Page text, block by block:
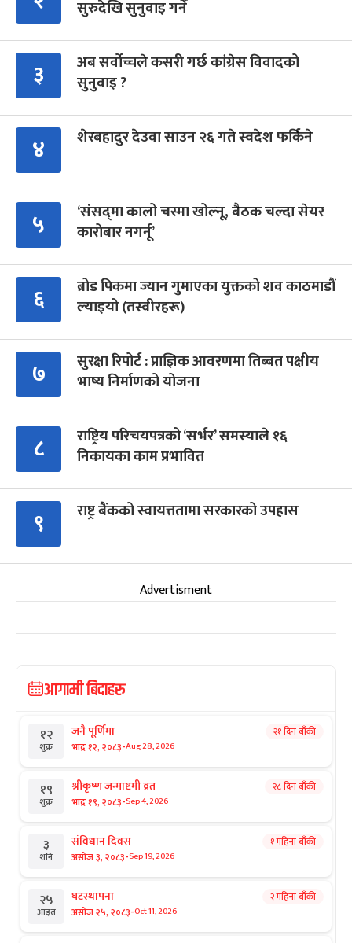
सुरुदेखि सुनुवाइ गर्ने
३
अब सर्वोच्चले कसरी गर्छ कांग्रेस विवादको
सुनुवाइ ?
४ शेरबहादुर देउवा साउन २६ गते स्वदेश फर्किने
५
‘संसद्‍मा कालो चस्मा खोल्नू, बैठक चल्दा सेयर
कारोबार नगर्नू’
६
ब्रोड पिकमा ज्यान गुमाएका युक्तको शव काठमाडौं
ल्याइयो (तस्वीरहरू)
७
सुरक्षा रिपोर्ट : प्राज्ञिक आवरणमा तिब्बत पक्षीय
भाष्य निर्माणको योजना
८
राष्ट्रिय परिचयपत्रको ‘सर्भर’ समस्याले १६
निकायका काम प्रभावित
९ राष्ट्र बैंकको स्वायत्ततामा सरकारको उपहास
Advertisment
आगामी बिदाहरु
१२
शुक्र
जनै पूर्णिमा
भाद्र १२, २०८३-Aug 28, 2026
२१ दिन बाँकी
१९
शुक्र
श्रीकृष्ण जन्माष्टमी व्रत
भाद्र १९, २०८३-Sep 4, 2026
२८ दिन बाँकी
३
शनि
संविधान दिवस
असोज ३, २०८३-Sep 19, 2026
१ महिना बाँकी
२५
आइत
घटस्थापना
असोज २५, २०८३-Oct 11, 2026
२ महिना बाँकी